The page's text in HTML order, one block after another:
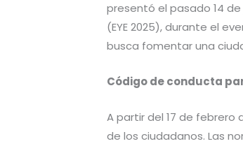
presentó el pasado 14
(EYE 2025), durante el
busca fomentar una
Código de conducta
A partir del 17 de febrero
de los ciudadanos. Las